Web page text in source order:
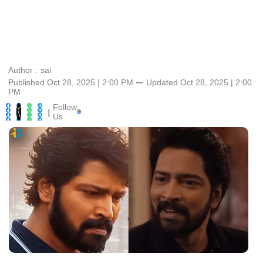
Author : sai
Published Oct 28, 2025 | 2:00 PM ⚊ Updated Oct 28, 2025 | 2:00
PM
| Follow
Us